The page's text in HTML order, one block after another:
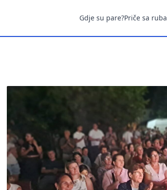
Gdje su pare?Priče sa ruba